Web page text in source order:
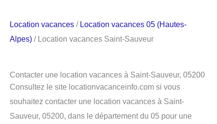
Location vacances / Location vacances 05 (Hautes-
Alpes) / Location vacances Saint-Sauveur
Contacter une location vacances à Saint-Sauveur, 05200
Consultez le site locationvacanceinfo.com si vous
souhaitez contacter une location vacances à Saint-
Sauveur, 05200, dans le département du 05 pour une